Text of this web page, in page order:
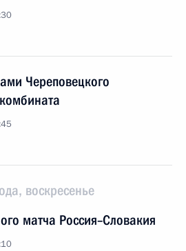
Череповецкого
воскресенье
матча Россия–Словакия